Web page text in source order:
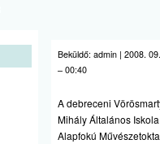
Beküldő: admin | 2008.
– 00:40
A debreceni
Mihály Általános
Alapfokú